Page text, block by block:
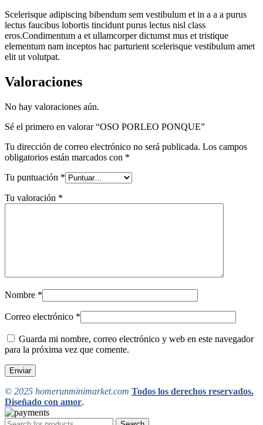
Scelerisque adipiscing bibendum sem vestibulum et in a a a purus
lectus faucibus lobortis tincidunt purus lectus nisl class
eros.Condimentum a et ullamcorper dictumst mus et tristique
elementum nam inceptos hac parturient scelerisque vestibulum amet
elit ut volutpat.
Valoraciones
No hay valoraciones aún.
Sé el primero en valorar “OSO PORLEO PONQUE”
Tu dirección de correo electrónico no será publicada. Los campos
obligatorios están marcados con *
Tu puntuación *
Tu valoración *
Nombre *
Correo electrónico *
Guarda mi nombre, correo electrónico y web en este navegador
para la próxima vez que comente.
© 2025 homerunminimarket.com Todos los derechos reservados.
Diseñado con amor.